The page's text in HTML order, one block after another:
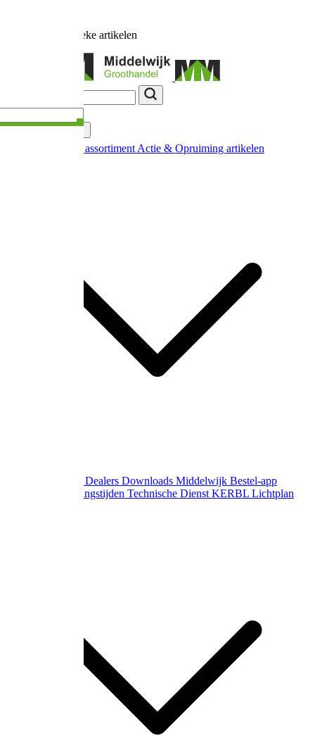
unieke artikelen
Nieuw in ons assortiment Actie & Opruiming artikelen
Dealers Downloads Middelwijk Bestel-app
Gewijzigde openingstijden Technische Dienst KERBL Lichtplan